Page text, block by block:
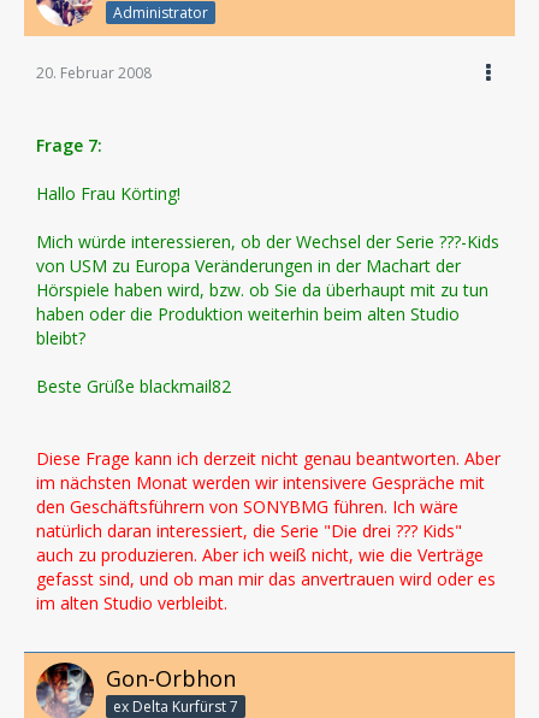
Administrator
20. Februar 2008
Frage 7:
Hallo Frau Körting!
Mich würde interessieren, ob der Wechsel der Serie ???-Kids
von USM zu Europa Veränderungen in der Machart der
Hörspiele haben wird, bzw. ob Sie da überhaupt mit zu tun
haben oder die Produktion weiterhin beim alten Studio
bleibt?
Beste Grüße blackmail82
Diese Frage kann ich derzeit nicht genau beantworten. Aber
im nächsten Monat werden wir intensivere Gespräche mit
den Geschäftsführern von SONYBMG führen. Ich wäre
natürlich daran interessiert, die Serie "Die drei ??? Kids"
auch zu produzieren. Aber ich weiß nicht, wie die Verträge
gefasst sind, und ob man mir das anvertrauen wird oder es
im alten Studio verbleibt.
Gon-Orbhon
ex Delta Kurfürst 7